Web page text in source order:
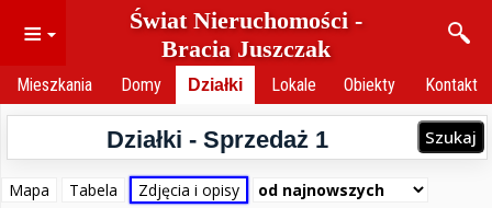
≡
Świat Nieruchomości -
Bracia Juszczak
Mieszkania Domy Działki Lokale Obiekty Kontakt
Działki - Sprzedaż 1 Szukaj
Mapa Tabela Zdjęcia i opisy